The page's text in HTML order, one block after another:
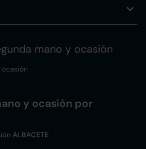
mano y ocasión
y ocasión por
ALBACETE